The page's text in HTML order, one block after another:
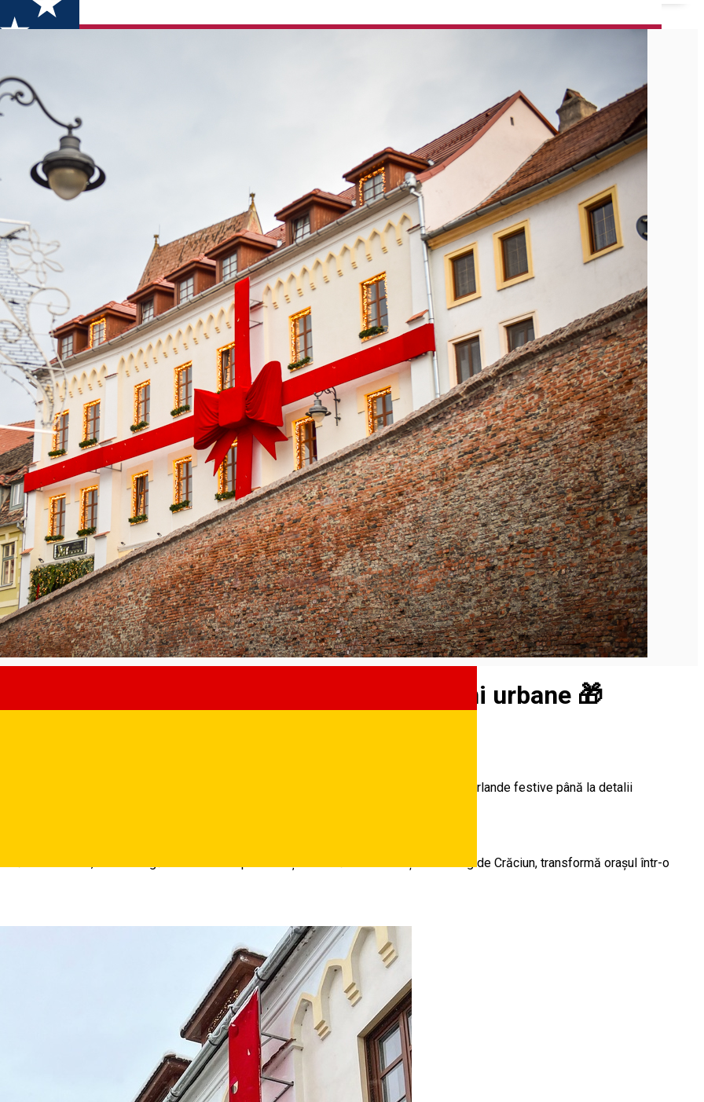
iar clădirile devin adevărate decorațiuni urbane 🎁
iar clădirile devin adevărate decorațiuni urbane 🎁
în fiecare iarnă sub strălucirea sărbătorilor de Crăciun. De la luminițe sclipitoare și ghirlande festive până la detalii
se transformă în adevărate opere de artă.
din Sibiu, care adaugă un farmec de poveste și care alături de tradiționalul Târg de Crăciun, transformă orașul într-o